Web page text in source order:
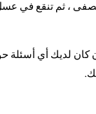
، ثم تنقع في عسل
كان لديك أي أسئلة